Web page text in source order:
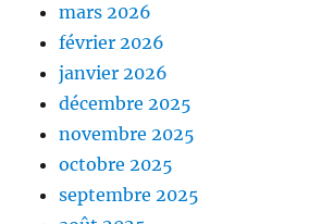
mars 2026
février 2026
janvier 2026
décembre 2025
novembre 2025
octobre 2025
septembre 2025